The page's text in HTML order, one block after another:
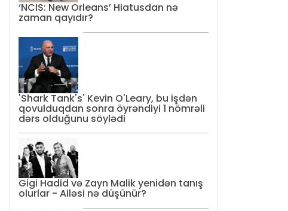
‘NCIS: New Orleans’ Hiatusdan nə
zaman qayıdır?
'Shark Tank's' Kevin O'Leary, bu işdən
qovulduqdan sonra öyrəndiyi 1 nömrəli
dərs olduğunu söylədi
Gigi Hadid və Zayn Malik yenidən tanış
olurlar - Ailəsi nə düşünür?